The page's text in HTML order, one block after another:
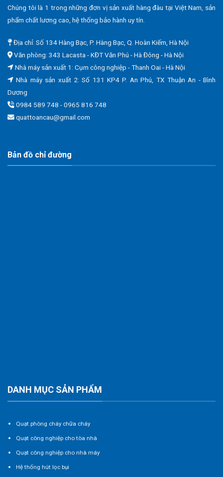
Chúng tôi là 1 trong những đơn vị sản xuất hàng đàu tại Việt Nam, sản
phẩm chất lương cao, hệ thống bảo hành uy tín.
Địa chỉ: Số 134 Hàng Bạc, P. Hàng Bạc, Q. Hoàn Kiếm, Hà Nội
Văn phòng: 343 Lacasta - KĐT Văn Phú - Hà Đông - Hà Nội
Nhà máy sản xuất 1: Cụm công nghiệp - Thanh Oai - Hà Nội
Nhà máy sản xuất 2: Số 131 KP4 P. An Phú, TX Thuận An - Bình
Dương
0984 589 748 - 0965 816 748
quattoancau@gmail.com
DANH MỤC SẢN PHẨM
Quạt phòng cháy chữa cháy
Quạt công nghiệp cho tòa nhà
Quạt công nghiệp cho nhà máy
Hệ thống hút lọc bụi
Bản đồ chỉ đường